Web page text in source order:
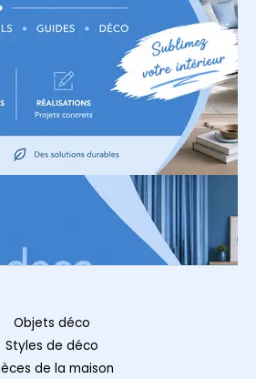
Objets déco
Styles de déco
de la maison